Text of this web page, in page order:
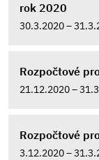
rok 2020
30.3.2020 –
Rozpočtové
21.12.2020 –
Rozpočtové
3.12.2020 –